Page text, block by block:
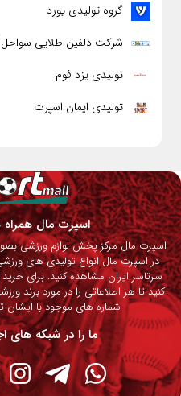
گروه تولیدی یورد
شرکت دلفین طلایی سواحل
تولیدی یزد فوم
تولیدی ایمان اسپرت
اسپرت مال
اسپرت مال مرکز پخش لوازم ورزشی
در اسپرت مال انواع تولیدی های
سرتاسر ایران مشاهده کنید. برای
کنید تا هر اطلاعاتی را در مورد برند
شماره های موجود با ایشان
ما را در شبکه های